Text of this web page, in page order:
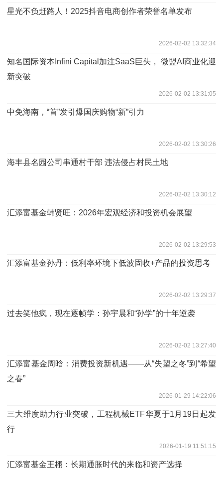
星光不负赶路人！2025抖音电商创作者荣誉名单发布
2026-02-02 13:32:34
知名国际资本Infini Capital加注SaaS巨头， 微盟AI商业化迎
新突破
2026-02-02 13:31:05
中免海南，“首”发引爆国庆购物“新”引力
2026-02-02 13:30:26
海丰县名园公司串通村干部 违法侵占村民土地
2026-02-02 13:30:12
汇添富基金韩贤旺：2026年宏观经济和投资机会展望
2026-02-02 13:29:53
汇添富基金孙丹：低利率环境下低波固收+产品的投资思考
2026-02-02 13:29:37
过去笑他疯，现在逐帧学：孙宇晨和“孙学”的十年逆袭
2026-02-02 13:27:40
汇添富基金周晗：消费投资新机遇——从“失望之冬”到“希望
之春”
2026-01-29 14:22:06
三大维度助力行业突破，工程机械ETF华夏于1月19日起发
行
2026-01-19 11:51:15
汇添富基金王栩：长期通胀时代的来临和资产选择